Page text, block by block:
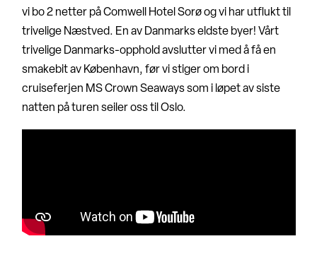
vi bo 2 netter på Comwell Hotel Sorø og vi har utflukt til
trivelige Næstved. En av Danmarks eldste byer! Vårt
trivelige Danmarks-opphold avslutter vi med å få en
smakebit av København, før vi stiger om bord i
cruiseferjen MS Crown Seaways som i løpet av siste
natten på turen seiler oss til Oslo.